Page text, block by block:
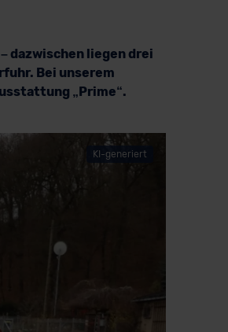
dazwischen liegen drei
Bei unserem
„Prime“.
KI-generiert